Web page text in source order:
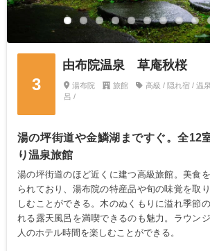
3
由布院温泉 草庵秋桜
湯布院 旅館
高級 / 隠れ宿 / 温
呂 /
湯の坪街道や金鱗湖まですぐ。全12
り温泉旅館
湯の坪街道のほど近くに建つ高級旅館。美食
られており、湯布院の特産品や旬の味覚を取
しむことができる。木のぬくもりに溢れ季節
れる露天風呂を満喫できるのも魅力。ラウン
人のホテル時間を楽しむことができる。